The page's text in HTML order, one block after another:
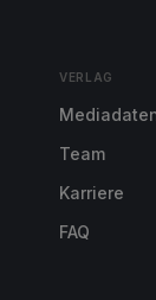
VERLAG
Team
Karriere
FAQ